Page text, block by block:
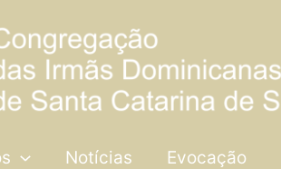
Notícias Evocação